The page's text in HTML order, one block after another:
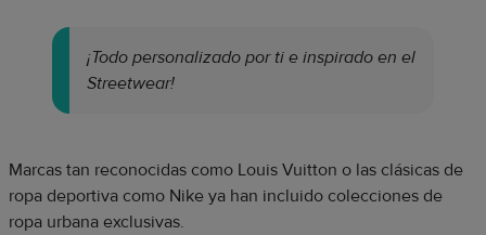
¡Todo personalizado por ti e inspirado en el
Streetwear!
Marcas tan reconocidas como Louis Vuitton o las clásicas de
ropa deportiva como Nike ya han incluido colecciones de
ropa urbana exclusivas.